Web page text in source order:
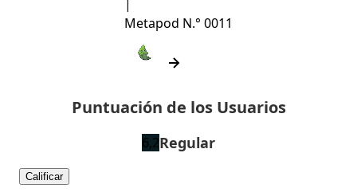
|
Metapod N.° 0011
Puntuación de los Usuarios
6,2Regular
Calificar